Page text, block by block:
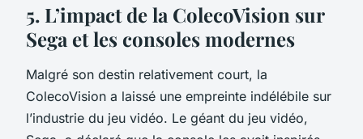
5. L’impact de la ColecoVision sur
Sega et les consoles modernes
Malgré son destin relativement court, la
ColecoVision a laissé une empreinte indélébile sur
l’industrie du jeu vidéo. Le géant du jeu vidéo,